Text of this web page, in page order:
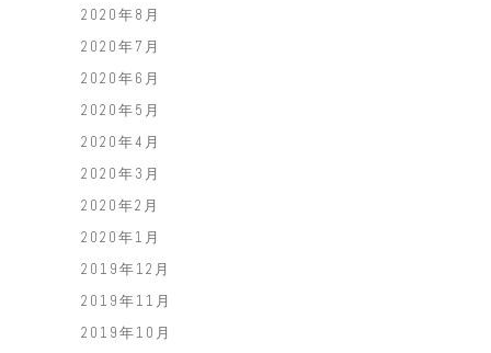
2020年8月
2020年7月
2020年6月
2020年5月
2020年4月
2020年3月
2020年2月
2020年1月
2019年12月
2019年11月
2019年10月